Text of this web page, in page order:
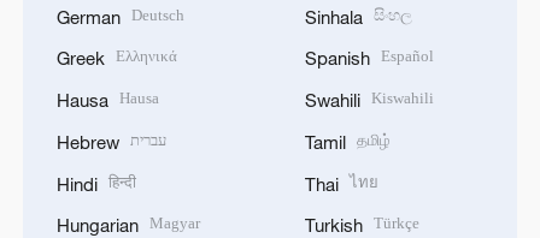
German Deutsch
Greek Ελληνικά
Hausa Hausa
Hebrew עברית
Hindi हिन्दी
Hungarian Magyar
Sinhala සිංහල
Spanish Español
Swahili Kiswahili
Tamil தமிழ்
Thai ไทย
Turkish Türkçe